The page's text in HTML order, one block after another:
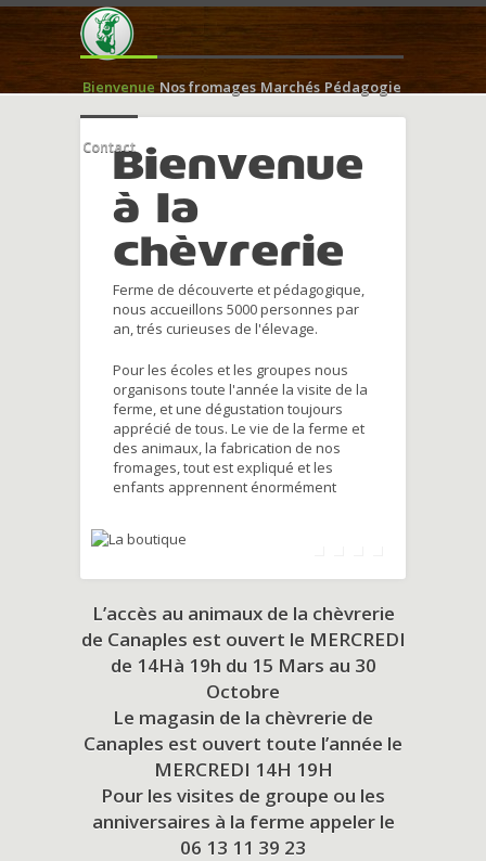
Bienvenue Nos fromages Marchés Pédagogie
ContactBienvenue
à la
chèvrerie
Ferme de découverte et pédagogique,
nous accueillons 5000 personnes par
an, trés curieuses de l'élevage.
Pour les écoles et les groupes nous
organisons toute l'année la visite de la
ferme, et une dégustation toujours
apprécié de tous. Le vie de la ferme et
des animaux, la fabrication de nos
fromages, tout est expliqué et les
enfants apprennent énormément
L’accès au animaux de la chèvrerie
de Canaples est ouvert le MERCREDI
de 14Hà 19h du 15 Mars au 30
Octobre
Le magasin de la chèvrerie de
Canaples est ouvert toute l’année le
MERCREDI 14H 19H
Pour les visites de groupe ou les
anniversaires à la ferme appeler le
06 13 11 39 23